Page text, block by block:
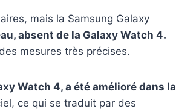
mais la Samsung Galaxy
absent de la Galaxy Watch 4.
mesures très précises.
Watch 4, a été amélioré dans la
ce qui se traduit par des